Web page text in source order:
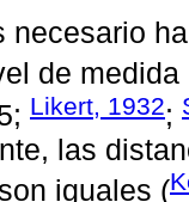
necesario
de medida
Likert, 1932;
las
iguales (